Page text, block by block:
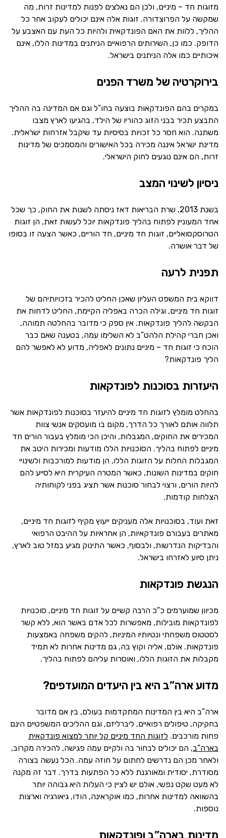
מזוגות חד – מיניים, ולכן הם נאלצים לפנות למדינות זרות, מה
שמקשה על הפרוצדורה. זוגות אלה אינם יכולים לעקוב אחר כל
ההליך, ללוות את האם הפונדקאית ולהיות כל העת עם האצבע על
הדופק. כמו כן, השירותים הרפואיים הניתנים במדינות הללו, אינם
איכותיים כמו אלה הניתנים בישראל.
בירוקרטיה של משרד הפנים
במקרים בהם הפונדקאות בוצעה בחו”ל וגם אם המדינה בה ההליך
התבצע תכיר בבני הזוג כהוריו של הילד, בהגיעו לארץ מצבו
משתנה. הוא חסר כל זכויות בסיסיות עד שיקבל אזרחות ישראלית.
מדינת ישראל איננה מכירה בכל האישורים והמסמכים של מדינות
זרות, הם אינם נוגעים לחוק הישראלי.
ניסיון לשינוי המצב
בשנת 2013, שרת הבריאות דאז ניסתה לשנות את החוק, כך שכל
אחד המעוניין לפתוח בהליך פונדקאות יוכל לעשות זאת, הן זוגות
הטרוסקסואליים, זוגות חד מיניים, חד הוריים, כאשר הצעה זו בסופו
של דבר אושרה.
תפנית לרעה
דווקא בית המשפט העליון שאכן החליט להכיר בזכויותיהם של
זוגות חד מיניים, וגילה הכרה באפליה הקיימת, החליט לדחות את
הבקשה להליך פונדקאות. אין ספק כי מדובר בהחלטה תמוהה,
ואכן חברי קהילת הלהט”ב לא השלימו עמה, בטענה שאם כבר
הוכח כי זוגות חד – מיניים נתונים לאפליה, מדוע לא לאפשר להם
הליך פונדקאות?
היעזרות בסוכנות לפונדקאות
בהחלט מומלץ לזוגות חד מיניים להיעזר בסוכנות לפונדקאות אשר
תלווה אותם לאורך כל הדרך, מקום בו מועסקים אנשי צוות
המכירים את החוקים, המגבלות, והיכן הכי מומלץ בעבור הורים חד
מיניים לפתוח בהליך. הסוכנויות הללו מודעות ומכירות היטב את
המגבלות החלות על הזוגות הללו, הן מודעות למורכבות ולשינויי
חוקים במדינות השונות, כאשר המטרה העיקרית היא לסייע להם
להיות הורים, ורצוי לבחור סוכנות אשר תציג בפני לקוחותיה
הצלחות קודמות.
זאת ועוד, בסוכנויות אלה מעניקים ייעוץ מקיף לזוגות חד מיניים,
מאתרים בעבורם פונדקאיות, הן אחראיות על ההיבט הרפואי
והבדיקות הנדרשות, ולבסוף, כאשר התינוק מגיע במזל טוב לארץ,
ניתן סיוע לאזרחו בישראל.
הנגשת פונדקאות
מכיוון שמוערמים כ”כ הרבה קשיים על זוגות חד מיניים, סוכנויות
לפונדקאות מובילות, מאפשרות לכל אדם באשר הוא, ללא קשר
לסטטוס משפחתי ונטיותיו המיניות, להקים משפחה באמצעות
פונדקאות. אולם, אליה וקוץ בה, גם מדינות אחרות לא תמיד
מקבלות את הזוגות הללו, ואוסרות עליהם לפתוח בהליך.
מדוע ארה”ב היא בין היעדים המועדפים?
ארה”ב היא בין המדינות המתקדמות בעולם, בין אם מדובר
בחקיקה, טיפולים רפואיים, ליברליזם, וגם ההליכים המשפטיים הינם
פחות מורכבים. לזוגות החד מיניים קל יותר למצוא פונדקאית
בארה”ב, הם יכולים לבחור בה ולקיים עמה פגישה, להכירה מקרוב,
ולאחר מכן הם נדרשים לחתום על חוזה עמה. הכל נעשה בצורה
מסודרת, יסודית ומאורגנת ללא כל הפתעות בדרך. דבר זה מקנה
לא מעט שקט נפשי, אולם יש לציין כי העלות היא גבוהה יותר
בהשוואה למדינות אחרות, כמו אוקראינה, הודו, גיאורגיה וארצות
נוספות.
מדינות בארה”ב ופונדקאות